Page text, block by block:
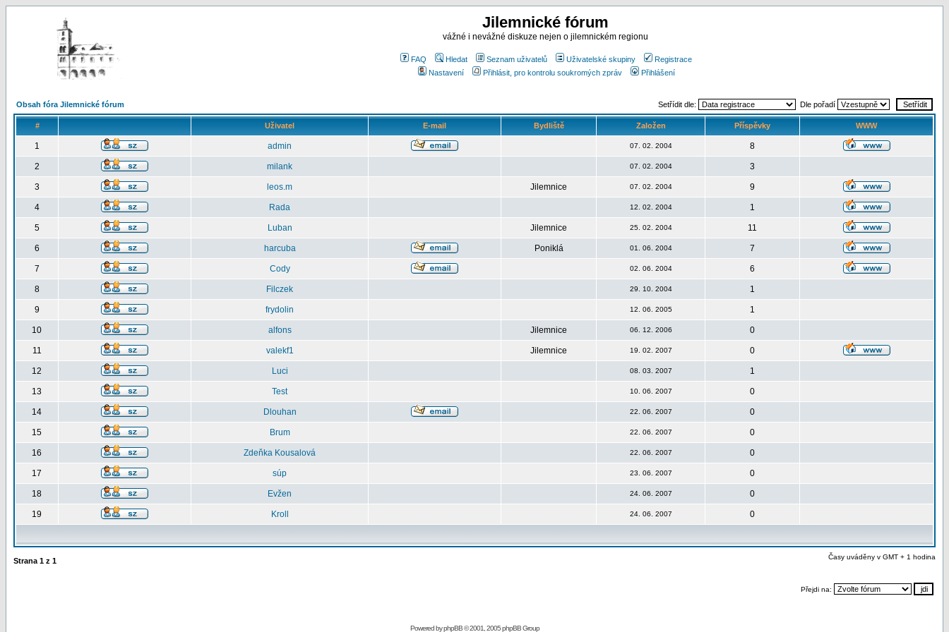
Jilemnické fórum
vážné i nevážné diskuze nejen o jilemnickém regionu
FAQ Hledat Seznam uživatelů Uživatelské skupiny
Registrace
Nastavení
Přihlásit, pro kontrolu soukromých zpráv Přihlášení
Obsah fóra Jilemnické fórum Setřídit dle: Dle pořadí
# Uživatel E-mail Bydliště Založen Příspěvky WWW
1 admin 07. 02. 2004 8
2 milank 07. 02. 2004 3
3 leos.m Jilemnice 07. 02. 2004 9
4 Rada 12. 02. 2004 1
5 Luban Jilemnice 25. 02. 2004 11
6 harcuba Poniklá 01. 06. 2004 7
7 Cody 02. 06. 2004 6
8 Filczek 29. 10. 2004 1
9 frydolin 12. 06. 2005 1
10 alfons Jilemnice 06. 12. 2006 0
11 valekf1 Jilemnice 19. 02. 2007 0
12 Luci 08. 03. 2007 1
13 Test 10. 06. 2007 0
14 Dlouhan 22. 06. 2007 0
15 Brum 22. 06. 2007 0
16 Zdeňka Kousalová 22. 06. 2007 0
17 súp 23. 06. 2007 0
18 Evžen 24. 06. 2007 0
19 Kroll 24. 06. 2007 0
Strana 1 z 1 Časy uváděny v GMT + 1 hodina
Přejdi na:
Powered byphpBB© 2001, 2005 phpBB Group